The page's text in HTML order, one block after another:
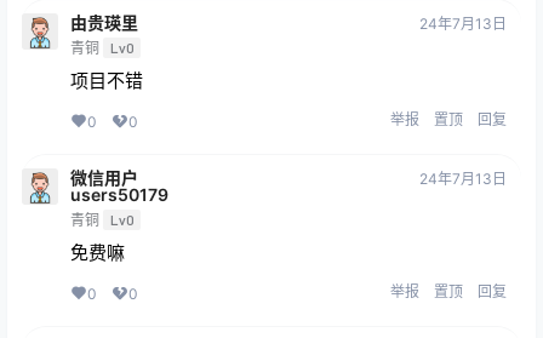
由贵瑛里
青铜 Lv0
24年7月13日
项目不错
0 0 举报 置顶 回复
微信用户
users50179
青铜 Lv0
24年7月13日
免费嘛
0 0 举报 置顶 回复